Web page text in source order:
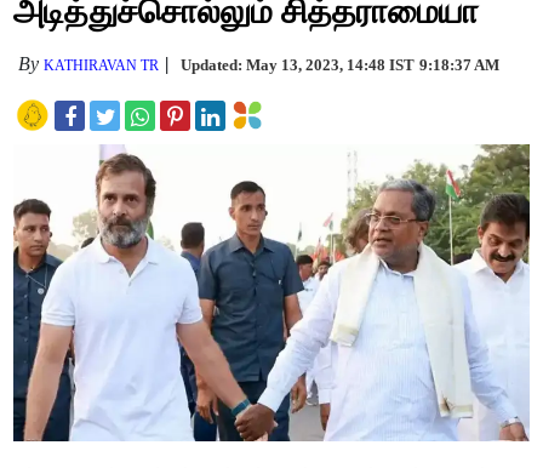
அடித்துச்சொல்லும் சித்தராமையா
ByKATHIRAVAN TR Updated: May 13, 2023, 14:48 IST 9:18:37 AM